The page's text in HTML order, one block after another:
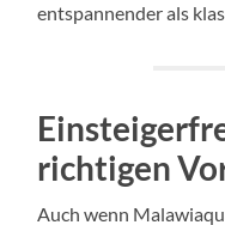
entspannender als
richtigen
Auch wenn